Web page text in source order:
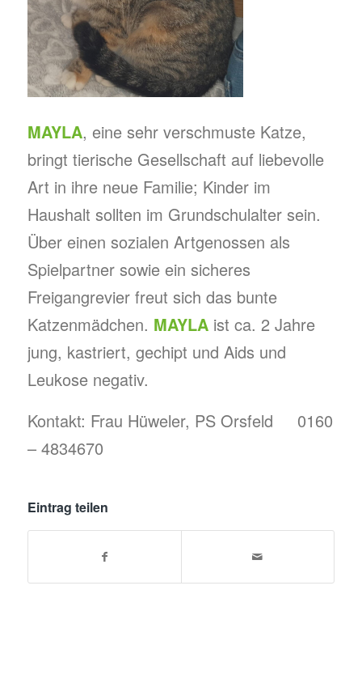
MAYLA, eine sehr verschmuste Katze,
bringt tierische Gesellschaft auf liebevolle
Art in ihre neue Familie; Kinder im
Haushalt sollten im Grundschulalter sein.
Über einen sozialen Artgenossen als
Spielpartner sowie ein sicheres
Freigangrevier freut sich das bunte
Katzenmädchen. MAYLAist ca. 2 Jahre
jung, kastriert, gechipt und Aids und
Leukose negativ.
Kontakt: Frau Hüweler, PS Orsfeld 0160
– 4834670
Eintrag teilen